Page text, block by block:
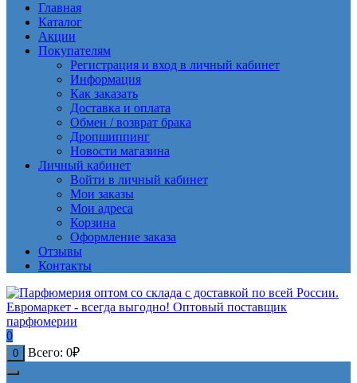
Главная
Каталог
Акции
Покупателям
Регистрация и вход в личный кабинет
Информация
Как заказать
Доставка и оплата
Обмен / возврат брака
Дропшиппинг
Новости магазина
Личный кабинет
Войти в личный кабинет
Мои заказы
Мои адреса
Корзина
Оформление заказа
Отзывы
Контакты
0
0 Всего: 0₽